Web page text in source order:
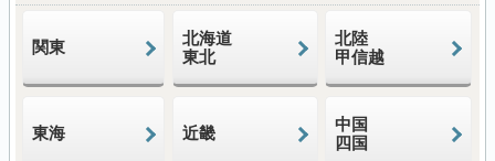
関東
北海道
東北
北陸
甲信越
東海 近畿
中国
四国